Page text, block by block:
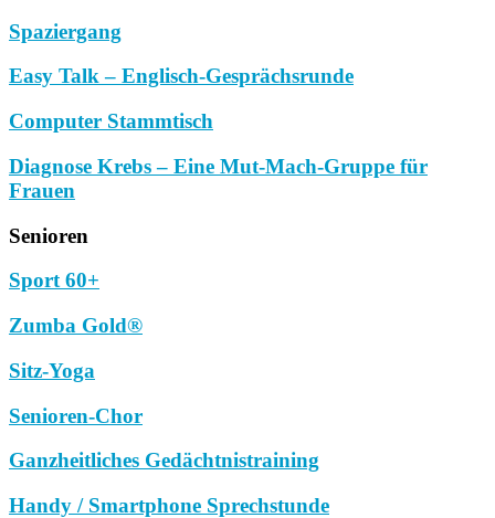
Spaziergang
Easy Talk – Englisch-Gesprächsrunde
Computer Stammtisch
Diagnose Krebs – Eine Mut-Mach-Gruppe für
Frauen
Senioren
Sport 60+
Zumba Gold®
Sitz-Yoga
Senioren-Chor
Ganzheitliches Gedächtnistraining
Handy / Smartphone Sprechstunde